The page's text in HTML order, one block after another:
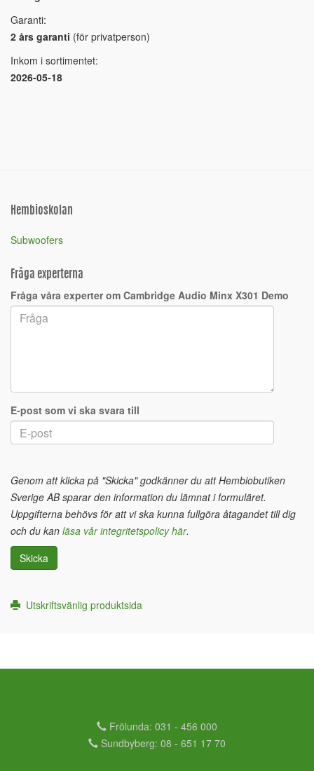
Garanti:
2 års garanti (för privatperson)
Inkom i sortimentet:
2026-05-18
Hembioskolan
Subwoofers
Fråga experterna
Fråga våra experter om Cambridge Audio Minx X301 Demo
E-post som vi ska svara till
Genom att klicka på "Skicka" godkänner du att Hembiobutiken
Sverige AB sparar den information du lämnat i formuläret.
Uppgifterna behövs för att vi ska kunna fullgöra åtagandet till dig
och du kan läsa vår integritetspolicy här.
Skicka
Utskriftsvänlig produktsida
Frölunda: 031 - 456 000
Sundbyberg: 08 - 651 17 70